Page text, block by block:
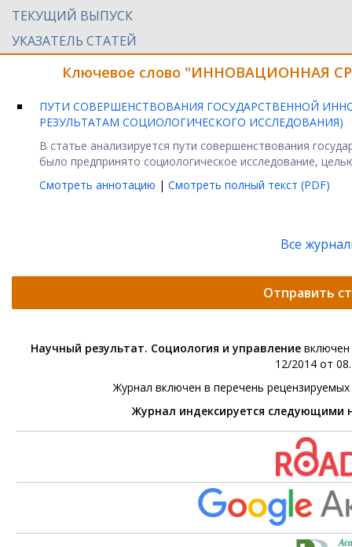
ТЕКУЩИЙ ВЫПУСК
УКАЗАТЕЛЬ СТАТЕЙ
Ключевое слово "ИННОВАЦИОННАЯ
ПУТИ СОВЕРШЕНСТВОВАНИЯ ГОСУДАРСТВЕННОЙ
РЕЗУЛЬТАТАМ СОЦИОЛОГИЧЕСКОГО ИССЛЕДОВАНИЯ)
В статье анализируется пути совершенствования
было предпринято социологическое исследование,
Смотреть аннотацию | Смотреть полный текст (PDF)
Все
Отправить
Научный результат. Социология и управление
12/2014 от
Журнал включен в перечень
Журнал индексируется